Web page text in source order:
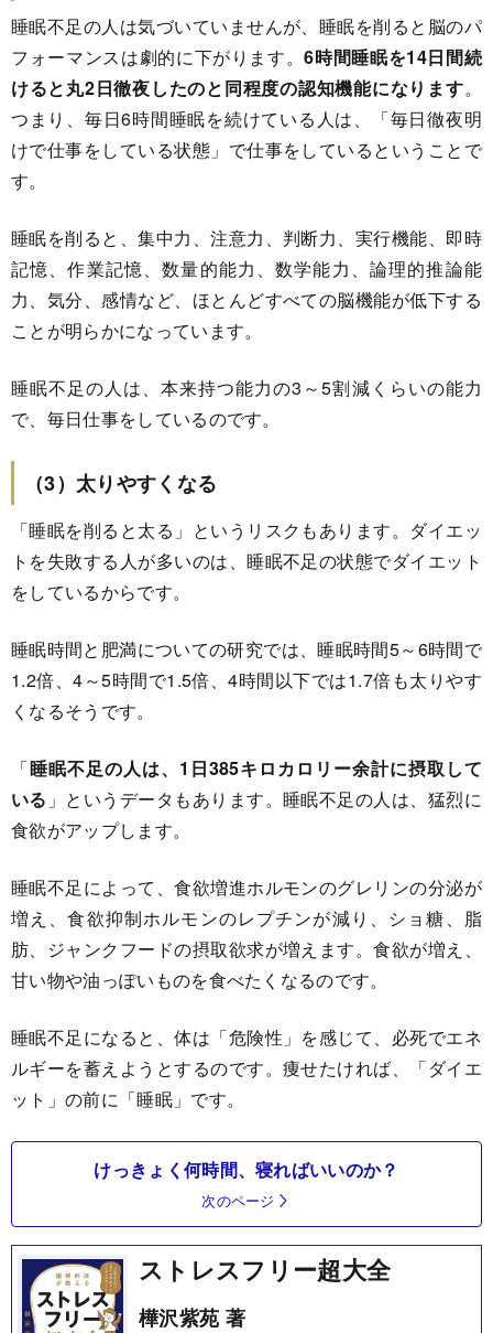
睡眠不足の人は気づいていませんが、睡眠を削ると脳のパ
フォーマンスは劇的に下がります。6時間睡眠を14日間続
けると丸2日徹夜したのと同程度の認知機能になります。
つまり、毎日6時間睡眠を続けている人は、「毎日徹夜明
けで仕事をしている状態」で仕事をしているということで
す。
睡眠を削ると、集中力、注意力、判断力、実行機能、即時
記憶、作業記憶、数量的能力、数学能力、論理的推論能
力、気分、感情など、ほとんどすべての脳機能が低下する
ことが明らかになっています。
睡眠不足の人は、本来持つ能力の3～5割減くらいの能力
で、毎日仕事をしているのです。
（3）太りやすくなる
「睡眠を削ると太る」というリスクもあります。ダイエッ
トを失敗する人が多いのは、睡眠不足の状態でダイエット
をしているからです。
睡眠時間と肥満についての研究では、睡眠時間5～6時間で
1.2倍、4～5時間で1.5倍、4時間以下では1.7倍も太りやす
くなるそうです。
「睡眠不足の人は、1日385キロカロリー余計に摂取して
いる 」というデータもあります。睡眠不足の人は、猛烈に
食欲がアップします。
睡眠不足によって、食欲増進ホルモンのグレリンの分泌が
増え、食欲抑制ホルモンのレプチンが減り、ショ糖、脂
肪、ジャンクフードの摂取欲求が増えます。食欲が増え、
甘い物や油っぽいものを食べたくなるのです。
睡眠不足になると、体は「危険性」を感じて、必死でエネ
ルギーを蓄えようとするのです。痩せたければ、「ダイエ
ット」の前に「睡眠」です。
けっきょく何時間、寝ればいいのか？
次のページ
ストレスフリー超大全
樺沢紫苑 著